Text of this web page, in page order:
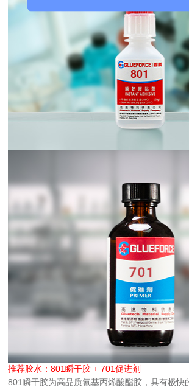
推荐胶水：801瞬干胶 + 701促进剂
801瞬干胶为高品质氰基丙烯酸酯胶，具有极快